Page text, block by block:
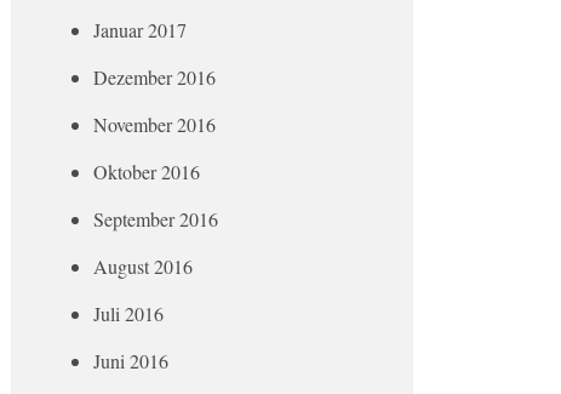
Januar 2017
Dezember 2016
November 2016
Oktober 2016
September 2016
August 2016
Juli 2016
Juni 2016